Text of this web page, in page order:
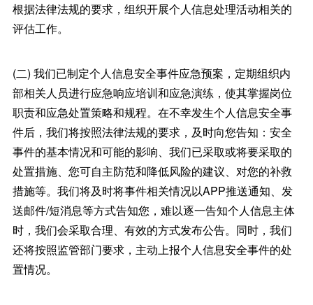
根据法律法规的要求，组织开展个人信息处理活动相关的
评估工作。
(二) 我们已制定个人信息安全事件应急预案，定期组织内
部相关人员进行应急响应培训和应急演练，使其掌握岗位
职责和应急处置策略和规程。在不幸发生个人信息安全事
件后，我们将按照法律法规的要求，及时向您告知：安全
事件的基本情况和可能的影响、我们已采取或将要采取的
处置措施、您可自主防范和降低风险的建议、对您的补救
措施等。我们将及时将事件相关情况以APP推送通知、发
送邮件/短消息等方式告知您，难以逐一告知个人信息主体
时，我们会采取合理、有效的方式发布公告。同时，我们
还将按照监管部门要求，主动上报个人信息安全事件的处
置情况。